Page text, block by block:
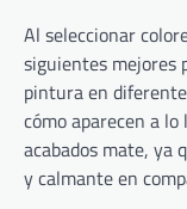
Al seleccionar
siguientes mejores
pintura en
cómo aparecen a
acabados mate, ya
y calmante en